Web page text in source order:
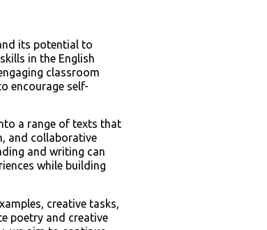
its potential to
in the English
classroom
encourage self-
a range of texts that
and collaborative
and writing can
while building
creative tasks,
poetry and creative